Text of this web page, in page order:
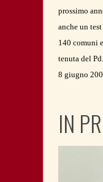
prossimo
anche un
140 comuni
tenuta del Pd.
8 giugno
IN